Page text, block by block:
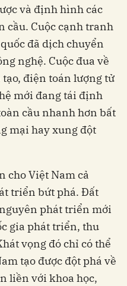
và định hình các
cầu. Cuộc cạnh tranh
đã dịch chuyển
nghệ. Cuộc đua về
điện toán lượng tử
mới đang tái định
cầu nhanh hơn bất
mại hay xung đột
cho Việt Nam cả
triển bứt phá. Đất
phát triển mới
gia phát triển, thu
vọng đó chỉ có thể
tạo được đột phá về
liền với khoa học,